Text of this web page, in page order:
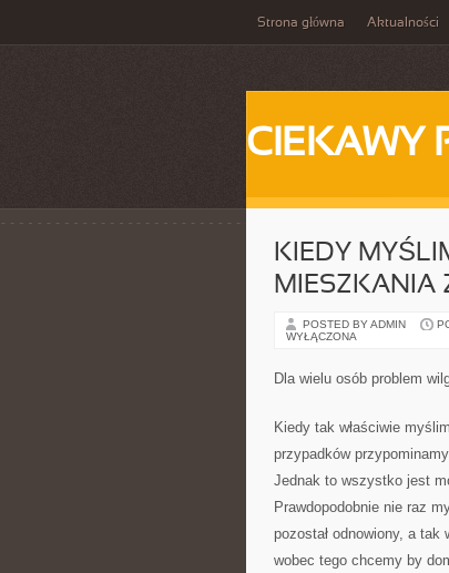
Strona główna Aktualności
CIEKAWY
KIEDY
MIESZKANIA
POSTED BY ADMIN
WYŁĄCZONA
Dla wielu osób problem
Kiedy tak właściwie
przypadków
Jednak to wszystko jest
Prawdopodobnie nie raz
pozostał odnowiony, a
wobec tego chcemy by